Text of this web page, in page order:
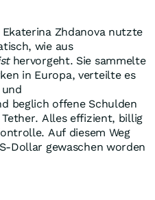
Zhdanova nutzte
wie aus
hervorgeht. Sie sammelte
in Europa, verteilte es
beglich offene Schulden
Alles effizient, billig
Auf diesem Weg
Dollar gewaschen worden